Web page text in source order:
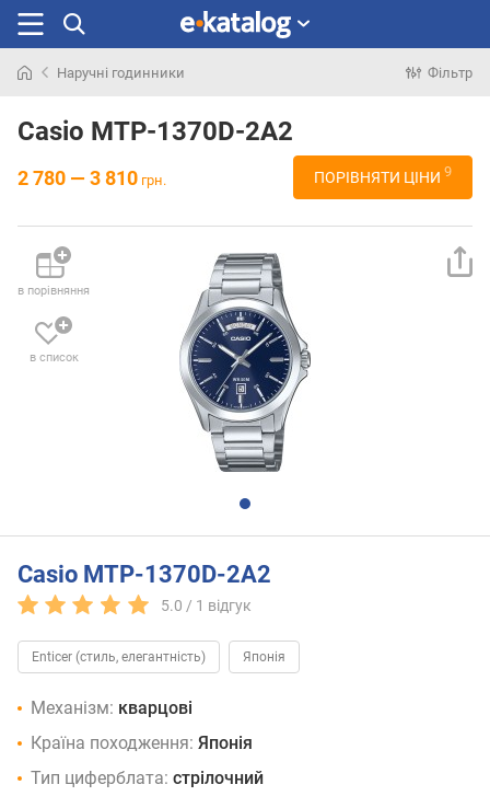
раніше
Наручні годинники Фільтр
Casio MTP-1370D-2A2
2 780 — 3 810 грн. ПОРІВНЯТИ ЦІНИ 9
в порівняння
в список
Casio MTP-1370D-2A2
5.0 / 1 відгук
Enticer (стиль, елегантність) Японія
Механізм: кварцові
Країна походження: Японія
Тип циферблата: стрілочний